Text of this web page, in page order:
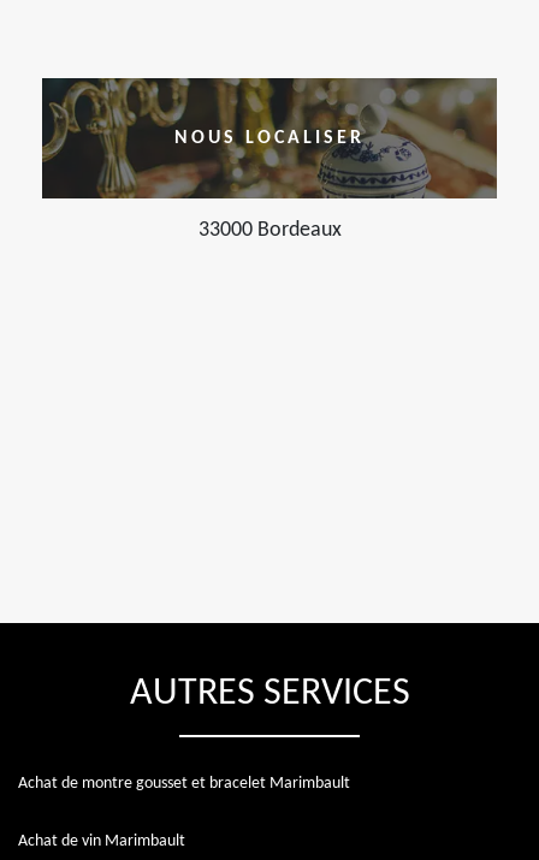
NOUS LOCALISER
33000 Bordeaux
AUTRES SERVICES
Achat de montre gousset et bracelet Marimbault
Achat de vin Marimbault